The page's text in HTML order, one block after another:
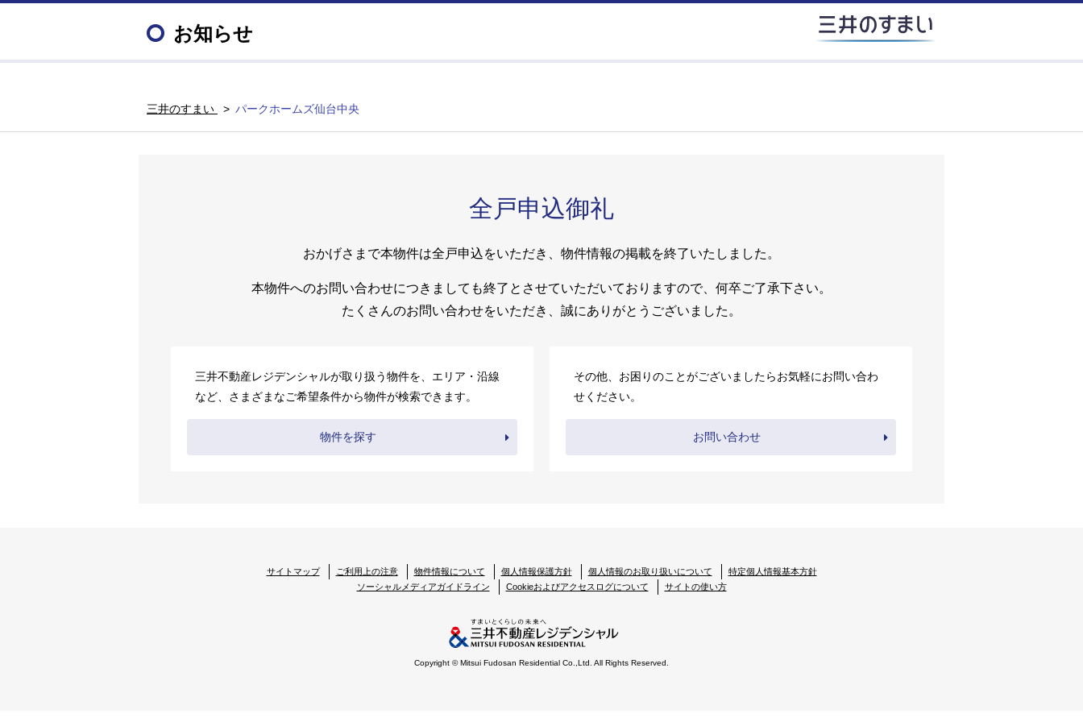
お知らせ
三井のすまい パークホームズ仙台中央
全戸申込御礼
おかげさまで本物件は全戸申込をいただき、物件情報の掲載を終了いたしました。
本物件へのお問い合わせにつきましても終了とさせていただいておりますので、何卒ご了承下さい。
たくさんのお問い合わせをいただき、誠にありがとうございました。
三井不動産レジデンシャルが取り扱う物件を、エリア・沿線
など、さまざまなご希望条件から物件が検索できます。
物件を探す
その他、お困りのことがございましたらお気軽にお問い合わ
せください。
お問い合わせ
サイトマップ ご利用上の注意 物件情報について 個人情報保護方針 個人情報のお取り扱いについて
特定個人情報基本方針
ソーシャルメディアガイドライン
Cookieおよびアクセスログについて サイトの使い方
Copyright © Mitsui Fudosan Residential Co.,Ltd. All Rights Reserved.